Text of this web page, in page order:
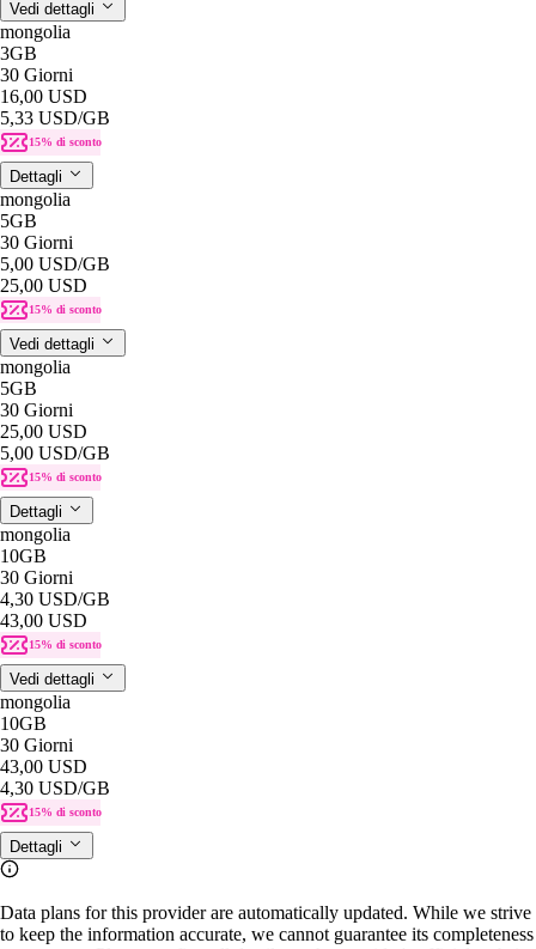
Vedi dettagli
mongolia
3GB
30 Giorni
16,00 USD
5,33 USD/GB
15% di sconto
Dettagli
mongolia
5GB
30 Giorni
5,00 USD/GB
25,00 USD
15% di sconto
Vedi dettagli
mongolia
5GB
30 Giorni
25,00 USD
5,00 USD/GB
15% di sconto
Dettagli
mongolia
10GB
30 Giorni
4,30 USD/GB
43,00 USD
15% di sconto
Vedi dettagli
mongolia
10GB
30 Giorni
43,00 USD
4,30 USD/GB
15% di sconto
Dettagli
Data plans for this provider are automatically updated. While we strive
to keep the information accurate, we cannot guarantee its completeness